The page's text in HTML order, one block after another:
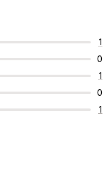
1
0
1
0
1